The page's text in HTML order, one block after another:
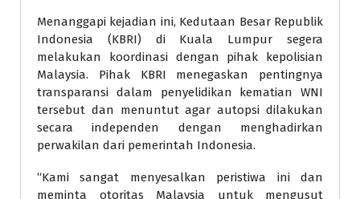
Menanggapi kejadian ini, Kedutaan Besar Republik
Indonesia (KBRI) di Kuala Lumpur segera
melakukan koordinasi dengan pihak kepolisian
Malaysia. Pihak KBRI menegaskan pentingnya
transparansi dalam penyelidikan kematian WNI
tersebut dan menuntut agar autopsi dilakukan
secara independen dengan menghadirkan
perwakilan dari pemerintah Indonesia.
“Kami sangat menyesalkan peristiwa ini dan
meminta otoritas Malaysia untuk mengusut